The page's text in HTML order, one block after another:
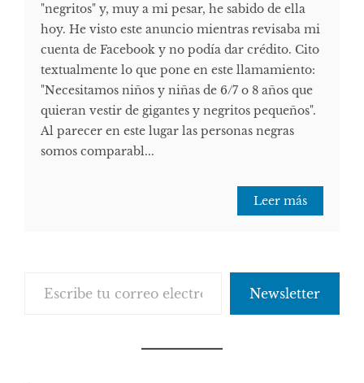
"negritos" y, muy a mi pesar, he sabido de ella
hoy. He visto este anuncio mientras revisaba mi
cuenta de Facebook y no podía dar crédito. Cito
textualmente lo que pone en este llamamiento:
"Necesitamos niños y niñas de 6/7 o 8 años que
quieran vestir de gigantes y negritos pequeños".
Al parecer en este lugar las personas negras
somos comparabl...
Leer más
Newsletter